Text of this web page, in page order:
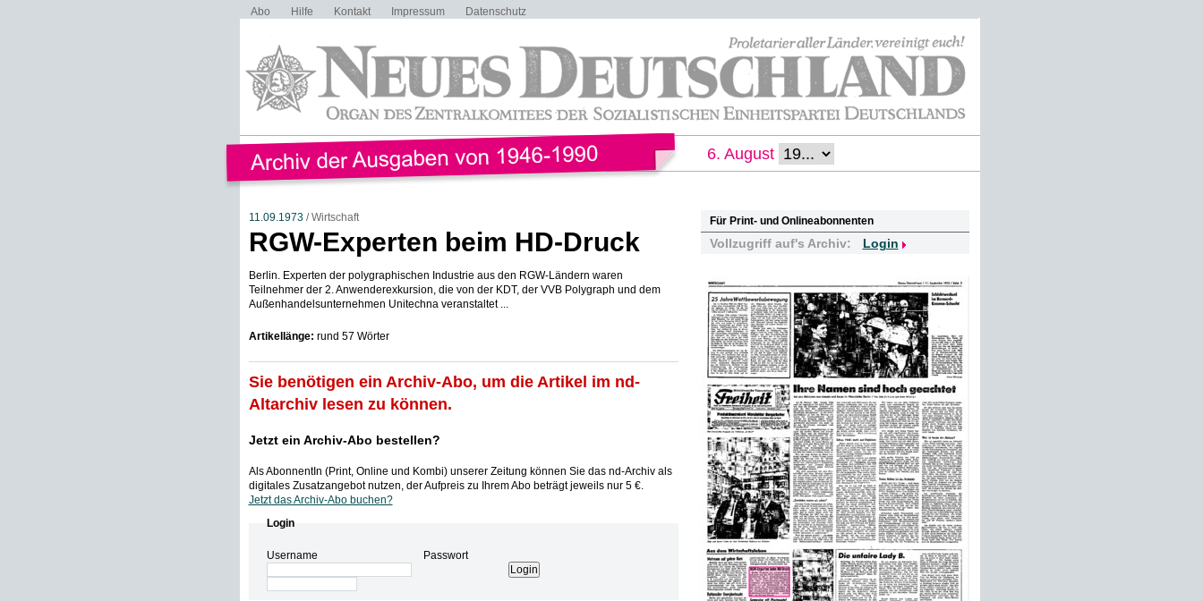
Abo Hilfe Kontakt Impressum Datenschutz
6. August
11.09.1973/ Wirtschaft
RGW-Experten beim HD-Druck
Berlin. Experten der polygraphischen Industrie aus den RGW-Ländern waren
Teilnehmer der 2. Anwenderexkursion, die von der KDT, der VVB Polygraph und dem
Außenhandelsunternehmen Unitechna veranstaltet ...
Artikellänge: rund 57 Wörter
Sie benötigen ein Archiv-Abo, um die Artikel im nd-
Altarchiv lesen zu können.
Jetzt ein Archiv-Abo bestellen?
Als AbonnentIn (Print, Online und Kombi) unserer Zeitung können Sie das nd-Archiv als
digitales Zusatzangebot nutzen, der Aufpreis zu Ihrem Abo beträgt jeweils nur 5 €.
Jetzt das Archiv-Abo buchen?
Login
Username Passwort
Für Print- und Onlineabonnenten
Vollzugriff auf's Archiv: Login